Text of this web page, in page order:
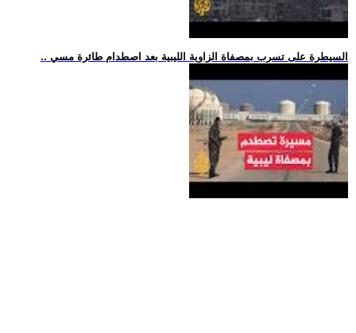
.. السيطرة على تسرب بمصفاة الزاوية الليبية بعد اصطدام طائرة مسي